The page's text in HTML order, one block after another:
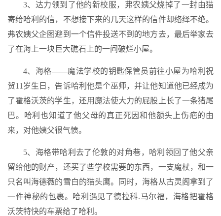
3、达力领到了他的新校服，弗农姨父烧掉了一封由猫
寄给哈利的信，不想接下来的几天这样的信件却络绎不绝。
弗农姨父企图避到一个信件投送不到的地方去，最后举家去
了在海上一块巨大礁石上的一间破烂小屋。
4、海格——魔法学校的钥匙保管员前往小屋为哈利祝
贺11岁生日，告诉哈利他是个巫师，并让他知道他已经成为
了霍格沃茨的学生，还用魔法使大力的屁股上长了一条猪尾
巴。哈利也知道了他父母的真正死因和他额头上伤疤的由
来，对他姨父很气愤。
5、海格带哈利去了伦敦的对角巷，哈利领回了他父亲
留给他的财产，还买了些学校需要的东西，一支魔杖，和一
只名叫海德薇的雪白的猫头鹰。同时，海格从古灵阁拿到了
一件神秘的包裹。哈利遇见了德拉科.马尔福，海格把霍格
沃茨特快的车票给了哈利。